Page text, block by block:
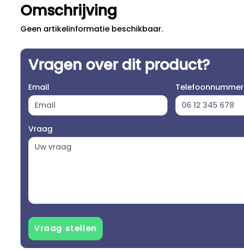
Omschrijving
Geen artikelinformatie beschikbaar.
Vragen over dit product?
Email Telefoonnummer
Vraag